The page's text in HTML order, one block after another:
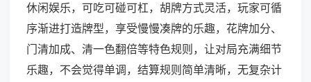
休闲娱乐，可吃可碰可杠，胡牌方式灵活，玩家可循
序渐进打造牌型，享受慢慢凑牌的乐趣，花牌加分、
门清加成、清一色翻倍等特色规则，让对局充满细节
乐趣，不会觉得单调，结算规则简单清晰，无复杂计